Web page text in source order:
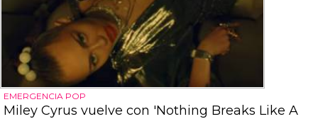
EMERGENCIA POP
Miley Cyrus vuelve con 'Nothing Breaks Like A